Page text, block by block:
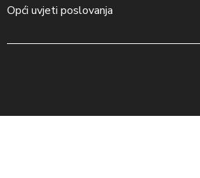
Opći uvjeti poslovanja